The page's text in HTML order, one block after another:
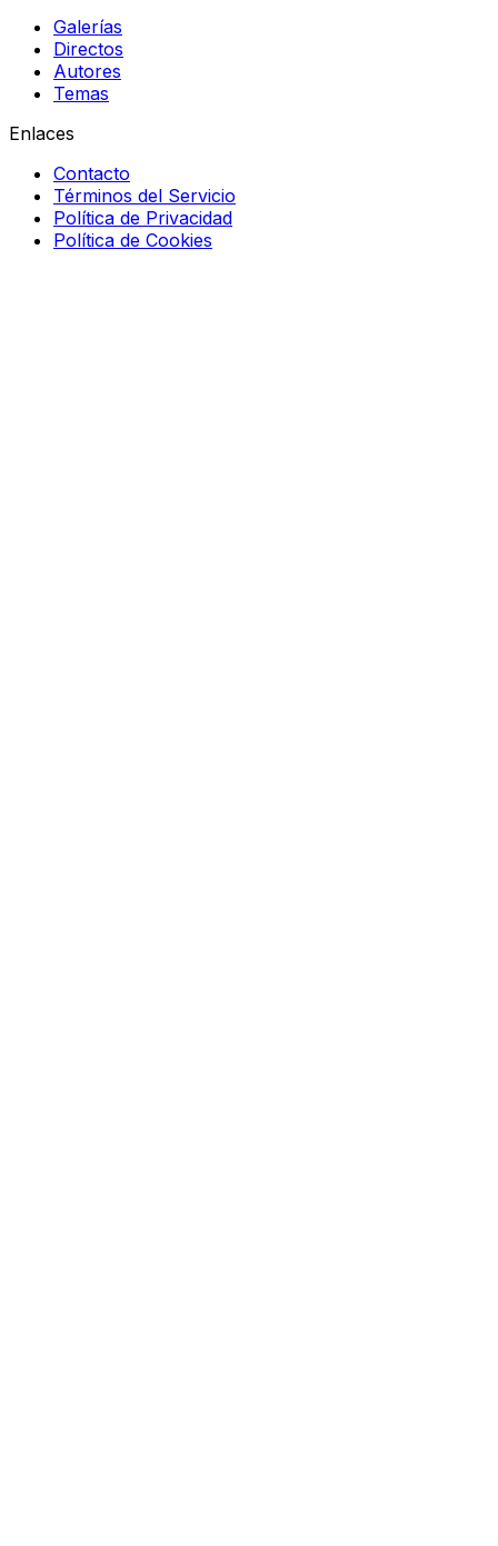
Galerías
Directos
Autores
Temas
Enlaces
Contacto
Términos del Servicio
Política de Privacidad
Política de Cookies